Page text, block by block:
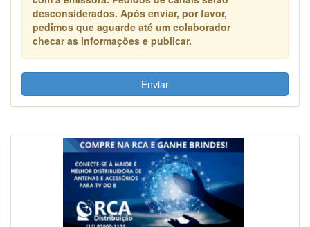
desconsiderados. Após enviar, por favor,
pedimos que aguarde até um colaborador
checar as informações e publicar.
Enviar